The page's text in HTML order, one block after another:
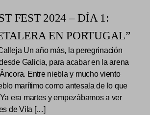
FEST 2024 – DÍA 1:
EN PORTUGAL”
Un año más, la peregrinación
Galicia, para acabar en la arena
Entre niebla y mucho viento
marítimo como antesala de lo que
era martes y empezábamos a ver
de Vila […]